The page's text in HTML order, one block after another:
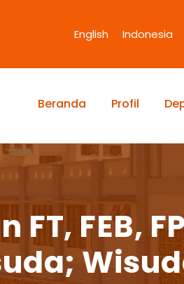
English Indonesia
Beranda Profil
FT, FEB,